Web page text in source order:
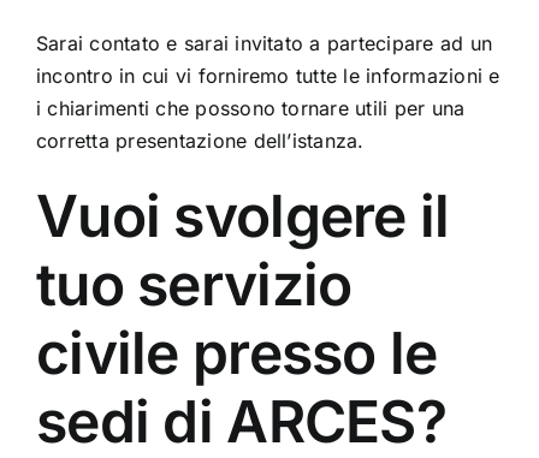
Sarai contato e sarai invitato a partecipare ad un
incontro in cui vi forniremo tutte le informazioni e
i chiarimenti che possono tornare utili per una
corretta presentazione dell’istanza.
Vuoi svolgere il
tuo servizio
civile presso le
sedi di ARCES?